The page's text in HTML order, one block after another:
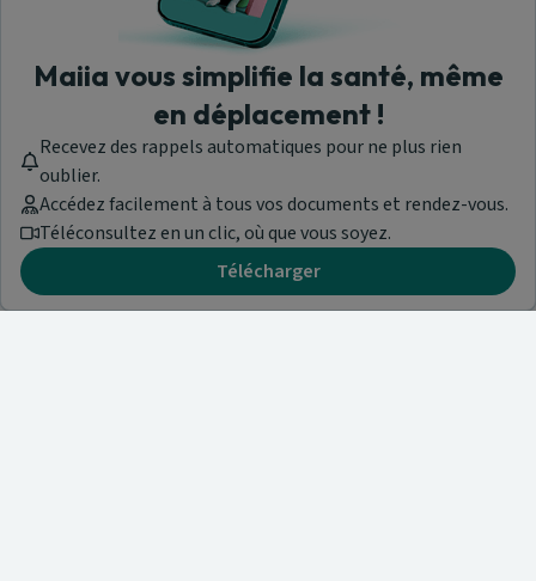
Maiia vous simplifie la santé, même
en déplacement !
Recevez des rappels automatiques pour ne plus rien
oublier.
Accédez facilement à tous vos documents et rendez-vous.
Téléconsultez en un clic, où que vous soyez.
Télécharger